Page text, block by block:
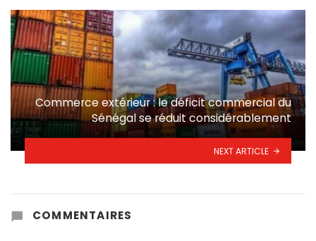
Commerce extérieur : le déficit commercial du
Sénégal se réduit considérablement
NEXT ARTICLE
COMMENTAIRES